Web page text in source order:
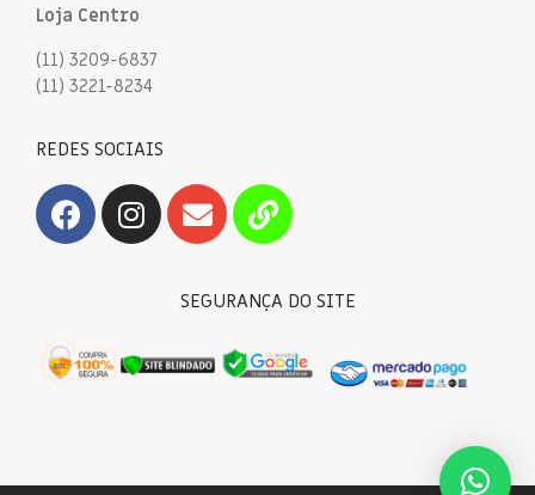
Loja Centro
(11) 3209-6837
(11) 3221-8234
REDES SOCIAIS
SEGURANÇA DO SITE